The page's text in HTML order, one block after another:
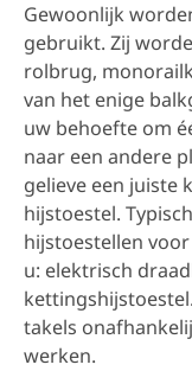
Gewoonlijk
gebruikt. Zij
rolbrug,
van het enige
uw behoefte om
naar een andere
gelieve een juiste
hijstoestel.
hijstoestellen voor
u: elektrisch
takels
werken.